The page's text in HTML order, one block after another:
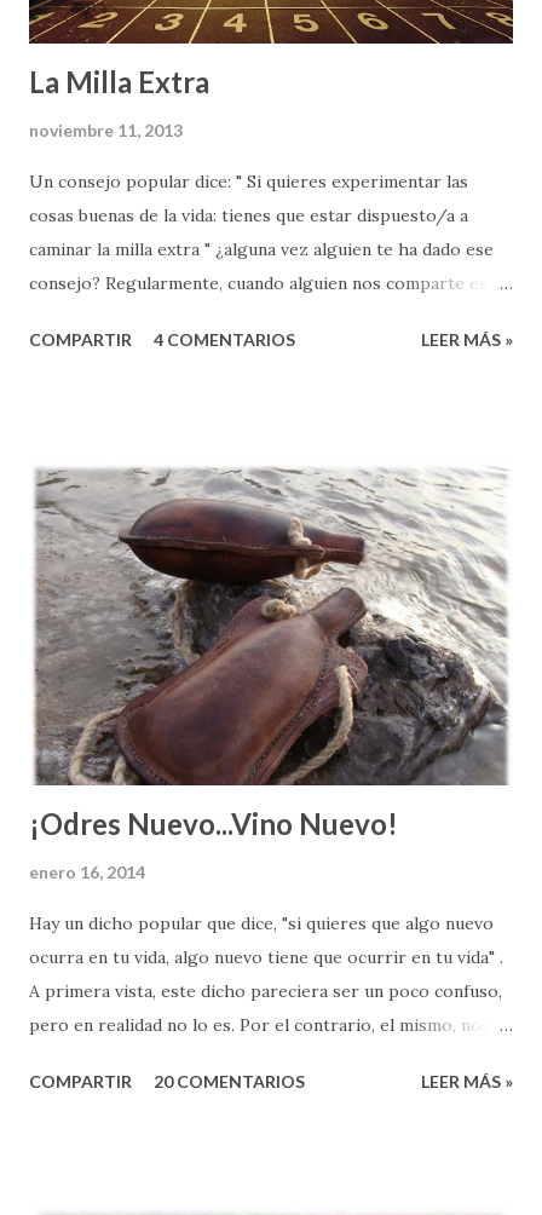
La Milla Extra
noviembre 11, 2013
Un consejo popular dice: " Si quieres experimentar las
cosas buenas de la vida: tienes que estar dispuesto/a a
caminar la milla extra " ¿alguna vez alguien te ha dado ese
consejo? Regularmente, cuando alguien nos comparte esta
la escuela, o nuestro jefe en el trabajo), lo hace como parte
¿verdad? Mi papá siempre me decía " Héctor Antonio, si tu
quieres echar pa'lante tienes que darlo todo y caminar la
milla extra. Si te conformas con hacer lo que todo el mundo
hace, vas a ser del montón ". A veces vemos a la gente que
alcanza un nivel económico más alto y sentimos envidia o
los criticamos fuertemente por su éxito. Hacemos esto,
ignorando el empeño extra que estas personas dieron en
su trabajo para lograr llegar al lugar donde están. Ve...
COMPARTIR 4 COMENTARIOS LEER MÁS »
¡Odres Nuevo...Vino Nuevo!
enero 16, 2014
Hay un dicho popular que dice, "si quieres que algo nuevo
ocurra en tu vida, algo nuevo tiene que ocurrir en tu vida" .
A primera vista, este dicho pareciera ser un poco confuso,
pero en realidad no lo es. Por el contrario, el mismo, nos
sumamente poderoso, que lamentablemente, muchas veces
COMPARTIR 20 COMENTARIOS LEER MÁS »